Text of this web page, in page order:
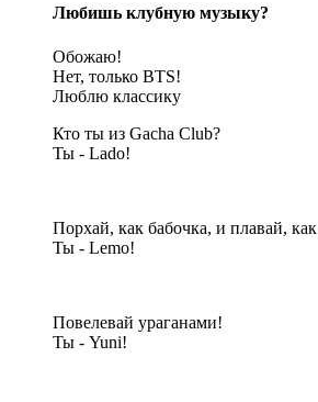
Любишь клубную музыку?
Обожаю!
Нет, только BTS!
Люблю классику
Кто ты из Gacha Club?
Ты - Lado!
Порхай, как бабочка, и плавай,
Ты - Lemo!
Повелевай ураганами!
Ты - Yuni!